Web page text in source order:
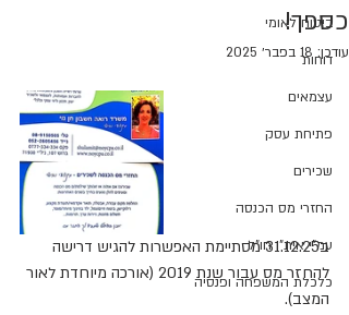
ביטוח לאומי
דוחות
עצמאים
פתיחת עסק
שכירים
החזרי מס הכנסה
עמ"י אית"ן חו"ל
כלכלת המשפחה ופנסיה
כספך!
עודכן: 18 בפבר׳ 2025
ב31.12.25 מסתיימת האפשרות להגיש דרישה
להחזר מס עבור שנת 2019 (אורכה מיוחדת לאור
המצב).